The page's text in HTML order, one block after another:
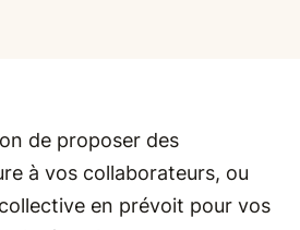
de proposer des
à vos collaborateurs, ou
en prévoit pour vos